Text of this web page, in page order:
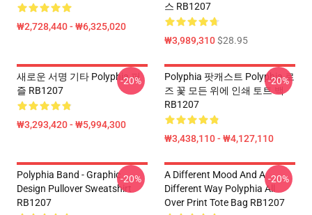
₩2,728,440 - ₩6,325,020
스 RB1207
₩3,989,310$28.95
새로운 서명 기타 Polyphia 퍼
즐 RB1207
₩3,293,420 - ₩5,994,300
-20%
Polyphia 팟캐스트 Polyphia 로
즈 꽃 모든 위에 인쇄 토트 백
RB1207
₩3,438,110 - ₩4,127,110
-20%
Polyphia Band - Graphic
Design Pullover Sweatshirt
RB1207
-20%
A Different Mood And A
Different Way Polyphia All
Over Print Tote Bag RB1207
-20%